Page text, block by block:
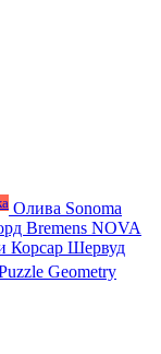
Олива Sonoma
Bremens NOVA
Корсар Шервуд
Geometry